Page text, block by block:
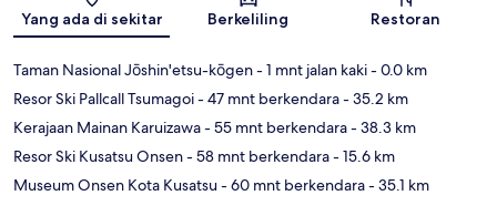
Yang ada di sekitar Berkeliling Restoran
Taman Nasional Jōshin'etsu-kōgen- 1 mnt jalan kaki- 0.0 km
Resor Ski Pallcall Tsumagoi- 47 mnt berkendara- 35.2 km
Kerajaan Mainan Karuizawa- 55 mnt berkendara- 38.3 km
Resor Ski Kusatsu Onsen- 58 mnt berkendara- 15.6 km
Museum Onsen Kota Kusatsu- 60 mnt berkendara- 35.1 km